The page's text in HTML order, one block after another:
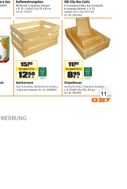
11
WERBUNG